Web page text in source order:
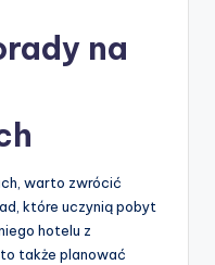
na
warto zwrócić
które uczynią pobyt
hotelu z
także planować